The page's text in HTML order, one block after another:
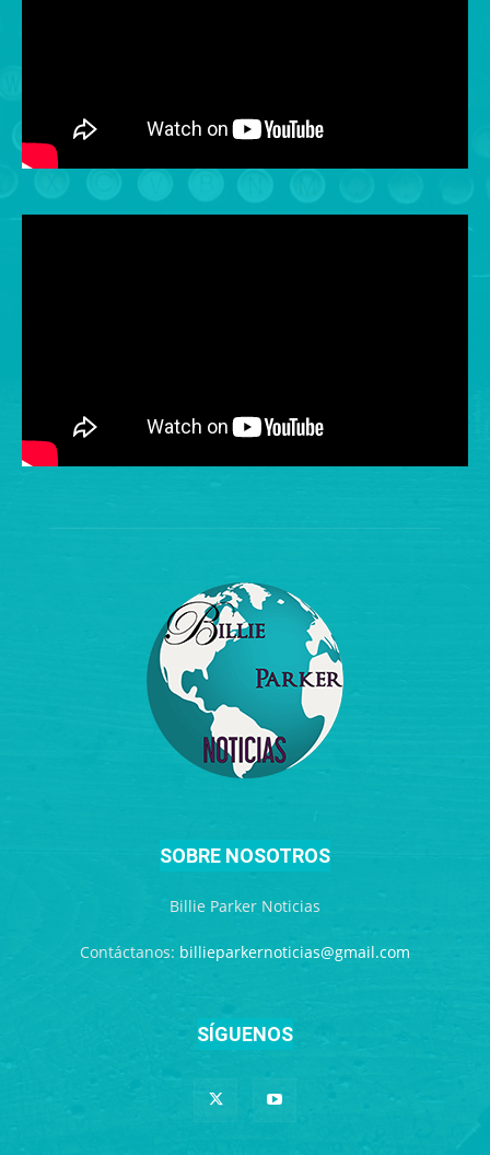
SOBRE NOSOTROS
Billie Parker Noticias
Contáctanos: billieparkernoticias@gmail.com
SÍGUENOS